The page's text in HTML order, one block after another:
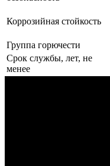
Коррозийная стойкость
Группа горючести
Срок службы, лет, не
менее